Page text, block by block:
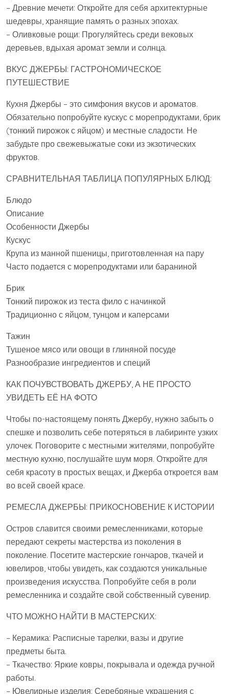
– Древние мечети: Откройте для себя архитектурные
шедевры, хранящие память о разных эпохах.
– Оливковые рощи: Прогуляйтесь среди вековых
деревьев, вдыхая аромат земли и солнца.
ВКУС ДЖЕРБЫ: ГАСТРОНОМИЧЕСКОЕ
ПУТЕШЕСТВИЕ
Кухня Джербы – это симфония вкусов и ароматов.
Обязательно попробуйте кускус с морепродуктами, брик
(тонкий пирожок с яйцом) и местные сладости. Не
забудьте про свежевыжатые соки из экзотических
фруктов.
СРАВНИТЕЛЬНАЯ ТАБЛИЦА ПОПУЛЯРНЫХ БЛЮД:
Блюдо
Описание
Особенности Джербы
Кускус
Крупа из манной пшеницы, приготовленная на пару
Часто подается с морепродуктами или бараниной
Брик
Тонкий пирожок из теста фило с начинкой
Традиционно с яйцом, тунцом и каперсами
Тажин
Тушеное мясо или овощи в глиняной посуде
Разнообразие ингредиентов и специй
КАК ПОЧУВСТВОВАТЬ ДЖЕРБУ, А НЕ ПРОСТО
УВИДЕТЬ ЕЁ НА ФОТО
Чтобы по-настоящему понять Джербу, нужно забыть о
спешке и позволить себе потеряться в лабиринте узких
улочек. Поговорите с местными жителями, попробуйте
местную кухню, послушайте шум моря. Откройте для
себя красоту в простых вещах, и Джерба откроется вам
во всей своей красе.
РЕМЕСЛА ДЖЕРБЫ: ПРИКОСНОВЕНИЕ К ИСТОРИИ
Остров славится своими ремесленниками, которые
передают секреты мастерства из поколения в
поколение. Посетите мастерские гончаров, ткачей и
ювелиров, чтобы увидеть, как создаются уникальные
произведения искусства. Попробуйте себя в роли
ремесленника и создайте свой собственный сувенир.
ЧТО МОЖНО НАЙТИ В МАСТЕРСКИХ:
– Керамика: Расписные тарелки, вазы и другие
предметы быта.
– Ткачество: Яркие ковры, покрывала и одежда ручной
работы.
– Ювелирные изделия: Серебряные украшения с